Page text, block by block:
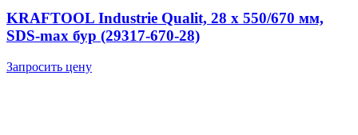
KRAFTOOL Industrie Qualit, 28 x 550/670 мм,
SDS-max бур (29317-670-28)
Запросить цену